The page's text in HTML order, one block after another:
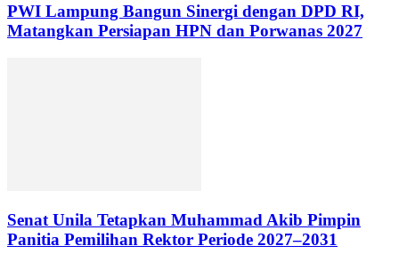
PWI Lampung Bangun Sinergi dengan DPD RI,
Matangkan Persiapan HPN dan Porwanas 2027
Senat Unila Tetapkan Muhammad Akib Pimpin
Panitia Pemilihan Rektor Periode 2027–2031